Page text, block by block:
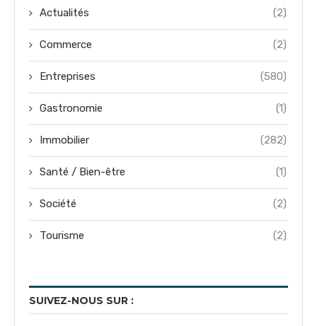
Actualités (2)
Commerce (2)
Entreprises (580)
Gastronomie (1)
Immobilier (282)
Santé / Bien-être (1)
Société (2)
Tourisme (2)
SUIVEZ-NOUS SUR :